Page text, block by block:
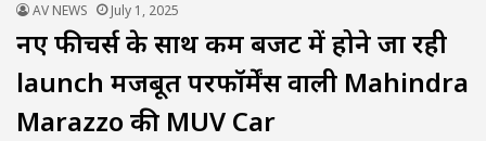
AV NEWS July 1, 2025
नए फीचर्स के साथ कम बजट में होने जा रही
launch मजबूत परफॉर्मेंस वाली Mahindra
Marazzo की MUV Car